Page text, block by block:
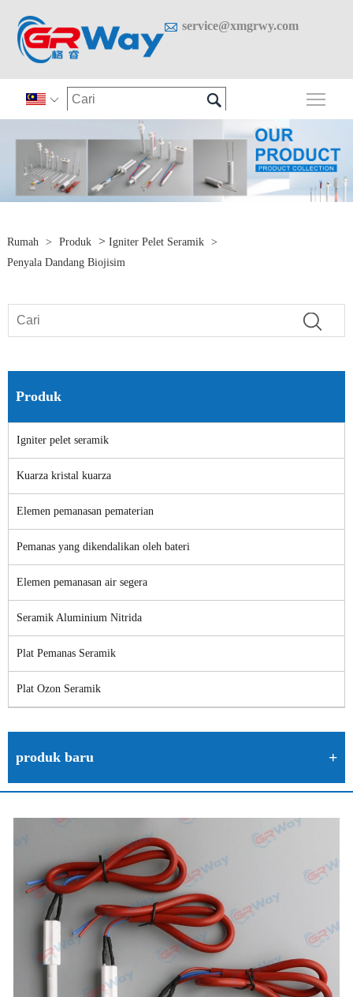
 service@xmgrwy.com
 
Rumah > Produk > Igniter Pelet Seramik
>
Penyala Dandang Biojisim
Produk
Igniter pelet seramik
Kuarza kristal kuarza
Elemen pemanasan pematerian
Pemanas yang dikendalikan oleh bateri
Elemen pemanasan air segera
Seramik Aluminium Nitrida
Plat Pemanas Seramik
Plat Ozon Seramik
produk baru